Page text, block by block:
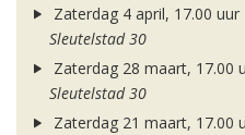
Zaterdag 4 april, 17.00 uur
Sleutelstad 30
Zaterdag 28 maart, 17.00
Sleutelstad 30
Zaterdag 21 maart, 17.00